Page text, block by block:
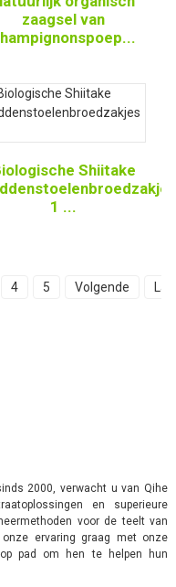
zaagsel van
Shiitake
1 ...
4 5 Volgende
2000, verwacht u van Qihe
en superieure
voor de teelt van
onze ervaring graag met onze
pad om hen te helpen hun